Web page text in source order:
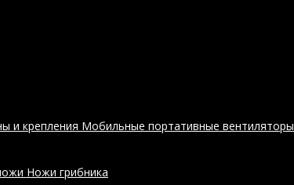
и крепления Мобильные портативные вентиляторы
Ножи грибника